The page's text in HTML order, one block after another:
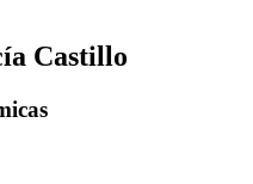
Castillo